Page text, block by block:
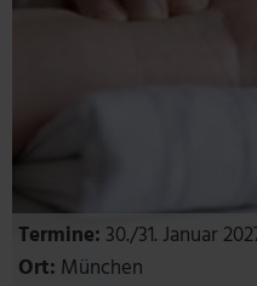
Termine: 30./31. Januar
Ort: München